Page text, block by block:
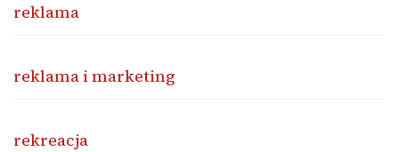
reklama
reklama i marketing
rekreacja